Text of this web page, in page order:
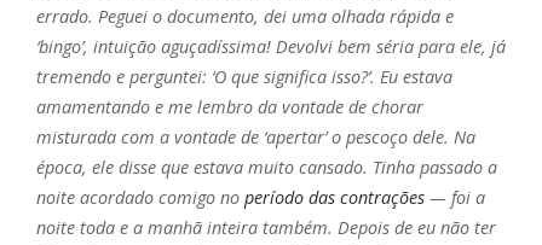
errado. Peguei o documento, dei uma olhada rápida e
‘bingo’, intuição aguçadíssima! Devolvi bem séria para ele, já
tremendo e perguntei: ‘O que significa isso?’. Eu estava
amamentando e me lembro da vontade de chorar
misturada com a vontade de ‘apertar’ o pescoço dele. Na
época, ele disse que estava muito cansado. Tinha passado a
noite acordado comigo no período das contrações — foi a
noite toda e a manhã inteira também. Depois de eu não ter